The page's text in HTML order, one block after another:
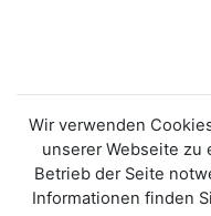
Wir verwenden
unserer Webseite zu
Betrieb der Seite
Informationen finden